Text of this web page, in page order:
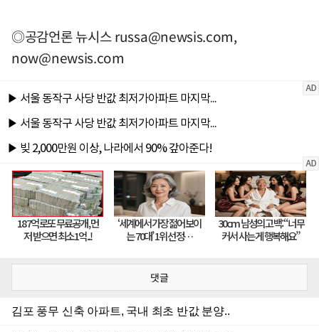
◎공감언론 뉴시스russa@newsis.com,
now@newsis.com
댓글